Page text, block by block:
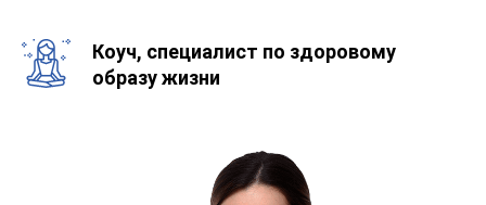
Коуч, специалист по здоровому
образу жизни